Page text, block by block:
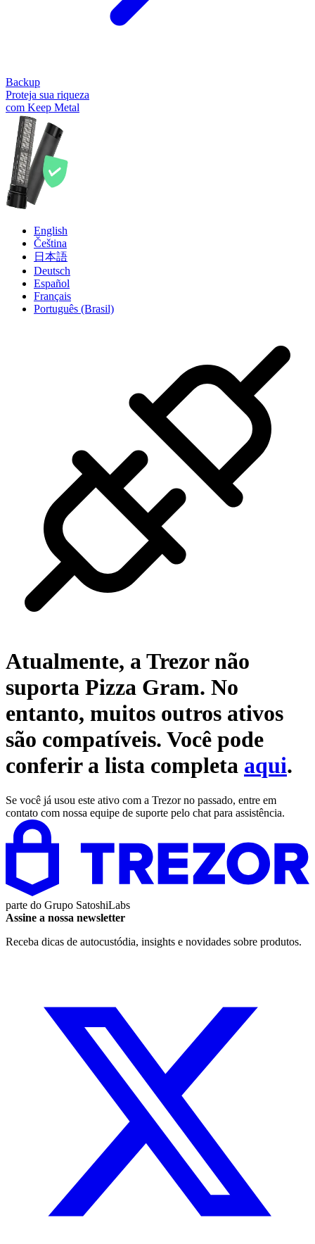
Backup
Proteja sua riqueza
com Keep Metal
English
Čeština
日本語
Deutsch
Español
Français
Português (Brasil)
Atualmente, a Trezor não
suporta Pizza Gram. No
entanto, muitos outros ativos
são compatíveis. Você pode
conferir a lista completa aqui.
Se você já usou este ativo com a Trezor no passado, entre em
contato com nossa equipe de suporte pelo chat para assistência.
parte do Grupo SatoshiLabs
Assine a nossa newsletter
Receba dicas de autocustódia, insights e novidades sobre produtos.